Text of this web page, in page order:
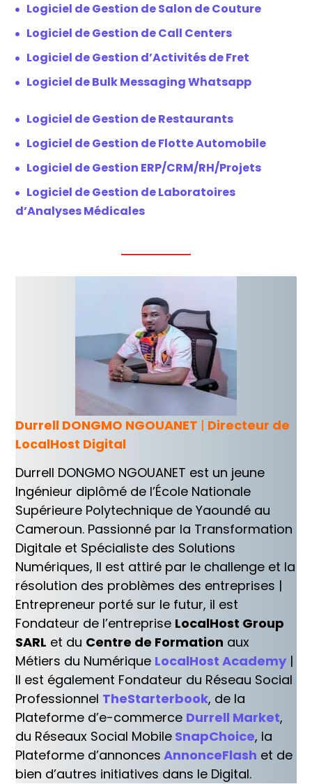
Logiciel de Gestion de Salon de Couture
Logiciel de Gestion de Call Centers
Logiciel de Gestion d’Activités de Fret
Logiciel de Bulk Messaging Whatsapp
Logiciel de Gestion de Restaurants
Logiciel de Gestion de Flotte Automobile
Logiciel de Gestion ERP/CRM/RH/Projets
Logiciel de Gestion de Laboratoires
d’Analyses Médicales
Durrell DONGMO NGOUANET | Directeur de
LocalHost Digital
Durrell DONGMO NGOUANET est un jeune
Ingénieur diplômé de l’École Nationale
Supérieure Polytechnique de Yaoundé au
Cameroun. Passionné par la Transformation
Digitale et Spécialiste des Solutions
Numériques, Il est attiré par le challenge et la
résolution des problèmes des entreprises |
Entrepreneur porté sur le futur, il est
Fondateur de l’entreprise LocalHost Group
SARL et du Centre de Formation aux
Métiers du Numérique LocalHost Academy |
Il est également Fondateur du Réseau Social
Professionnel TheStarterbook, de la
Plateforme d’e-commerce Durrell Market,
du Réseaux Social Mobile SnapChoice, la
Plateforme d’annonces AnnonceFlash et de
bien d’autres initiatives dans le Digital.